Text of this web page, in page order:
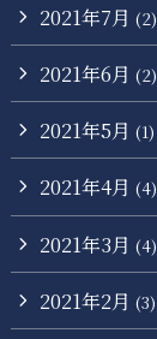
2021年7月 (2)
2021年6月 (2)
2021年5月 (1)
2021年4月 (4)
2021年3月 (4)
2021年2月 (3)